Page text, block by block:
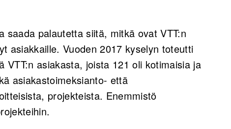
saada palautetta siitä, mitkä ovat VTT:n
asiakkaille. Vuoden 2017 kyselyn toteutti
VTT:n asiakasta, joista 121 oli kotimaisia ja
asiakastoimeksianto- että
projekteista. Enemmistö